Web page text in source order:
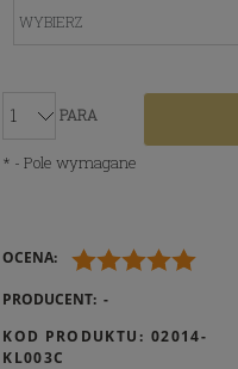
PARA
* - Pole wymagane
OCENA:
PRODUCENT: -
KOD PRODUKTU: 02014-
KL003C